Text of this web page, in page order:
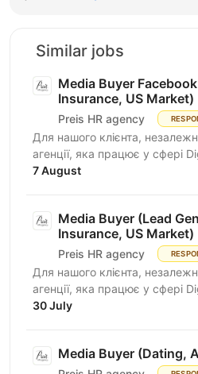
Similar jobs
Media Buyer
Insurance, US Market)
Preis HR agency
Для нашого клієнта,
агенції, яка працює у сфері
Affiliate Marketing, шукаємо
7 August
Media Buyer (Lead
Insurance, US Market)
Preis HR agency
Для нашого клієнта,
агенції, яка працює у сфері
Affiliate Marketing, шукаємо
30 July
Media Buyer (Dating,